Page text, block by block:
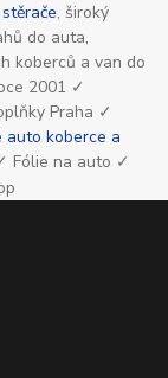
, široký
do auta,
koberců a van do
2001 ✓
Praha ✓
auto koberce a
Fólie na auto ✓